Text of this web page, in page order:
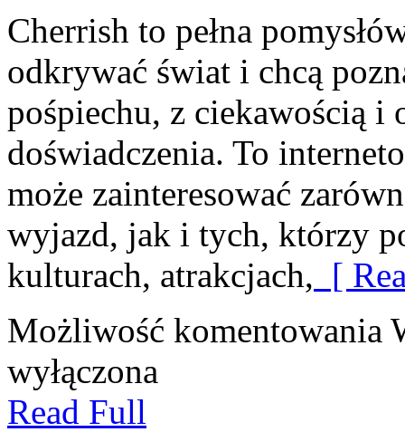
Cherrish to pełna
odkrywać świat i chcą
pośpiechu, z ciekawością i
doświadczenia. To
może zainteresować
wyjazd, jak i tych, którzy
kulturach, atrakcjach, [
Możliwość komentowania
wyłączona
Read Full